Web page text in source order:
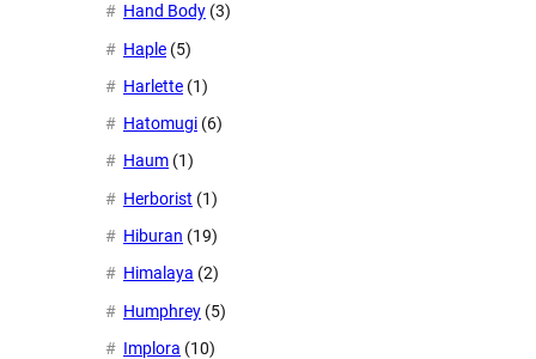
Hand Body (3)
Haple (5)
Harlette (1)
Hatomugi (6)
Haum (1)
Herborist (1)
Hiburan (19)
Himalaya (2)
Humphrey (5)
Implora (10)